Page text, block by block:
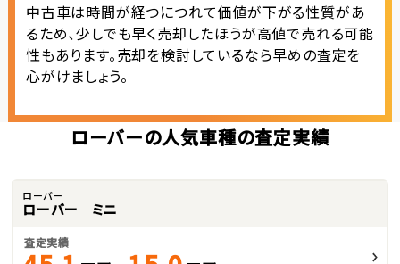
中古車は時間が経つにつれて価値が下がる性質があ
るため、少しでも早く売却したほうが高値で売れる可能
性もあります。売却を検討しているなら早めの査定を
心がけましょう。
ローバーの人気車種の査定実績
ローバー
ローバー ミニ
査定実績